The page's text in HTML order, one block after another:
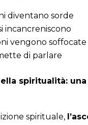
diventano sorde
incancreniscono
vengono soffocate
di parlare
spiritualità:
spirituale,